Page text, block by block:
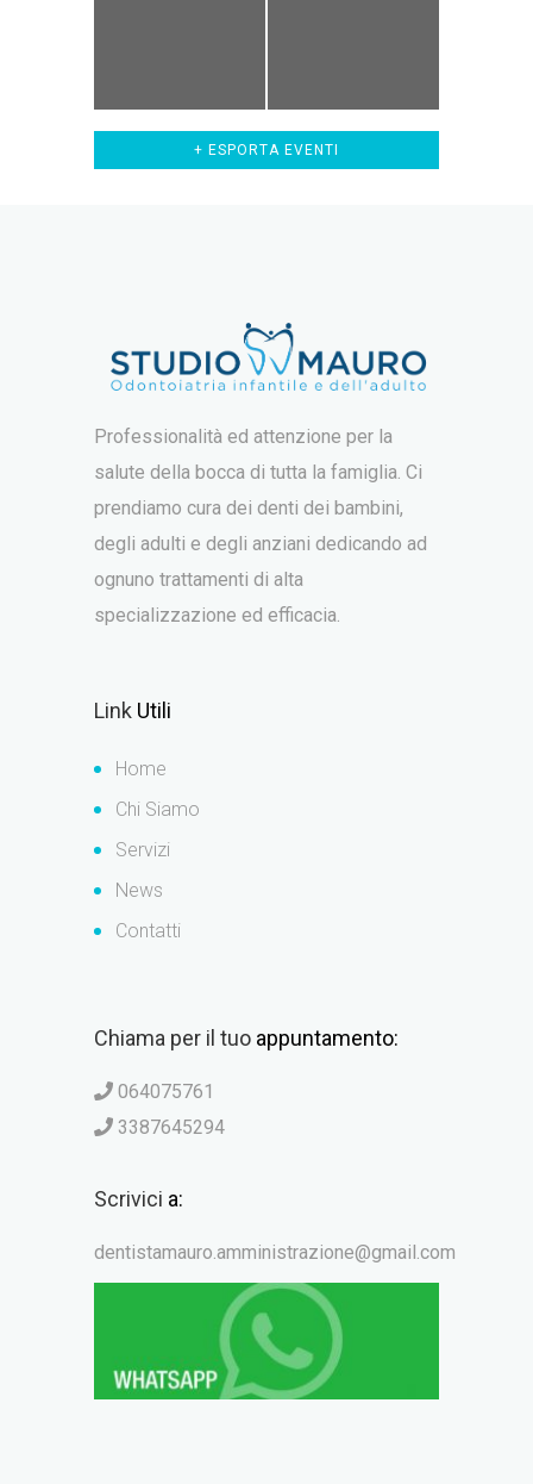
+ ESPORTA EVENTI
Professionalità ed attenzione per la
salute della bocca di tutta la famiglia. Ci
prendiamo cura dei denti dei bambini,
degli adulti e degli anziani dedicando ad
ognuno trattamenti di alta
specializzazione ed efficacia.
Link Utili
Home
Chi Siamo
Servizi
News
Contatti
Chiama per il tuo appuntamento:
064075761
3387645294
Scrivici a:
dentistamauro.amministrazione@gmail.com